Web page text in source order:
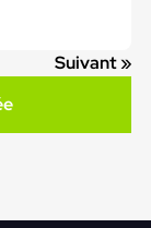
Suivant »